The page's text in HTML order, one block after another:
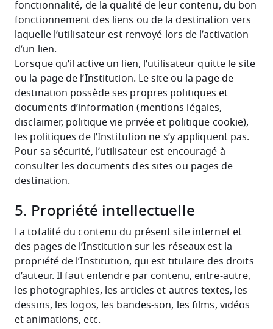
fonctionnalité, de la qualité de leur contenu, du bon
fonctionnement des liens ou de la destination vers
laquelle l’utilisateur est renvoyé lors de l’activation
d’un lien.
Lorsque qu’il active un lien, l’utilisateur quitte le site
ou la page de l’Institution. Le site ou la page de
destination possède ses propres politiques et
documents d’information (mentions légales,
disclaimer, politique vie privée et politique cookie),
les politiques de l’Institution ne s’y appliquent pas.
Pour sa sécurité, l’utilisateur est encouragé à
consulter les documents des sites ou pages de
destination.
5. Propriété intellectuelle
La totalité du contenu du présent site internet et
des pages de l’Institution sur les réseaux est la
propriété de l’Institution, qui est titulaire des droits
d’auteur. Il faut entendre par contenu, entre-autre,
les photographies, les articles et autres textes, les
dessins, les logos, les bandes-son, les films, vidéos
et animations, etc.